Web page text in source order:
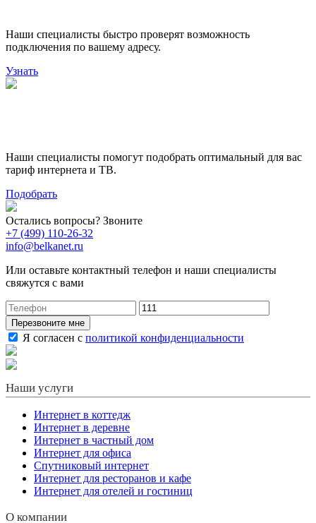
Наши специалисты быстро проверят возможность
подключения по вашему адресу.
Узнать
Наши специалисты помогут подобрать оптимальный для вас
тариф интернета и ТВ.
Подобрать
Остались вопросы? Звоните
+7 (499) 110-26-32
info@belkanet.ru
Или оставьте контактный телефон и наши специалисты
свяжутся с вами
Перезвоните мне
Я согласен с политикой конфиденциальности
Наши услуги
Интернет в коттедж
Интернет в деревне
Интернет в частный дом
Интернет для офиса
Спутниковый интернет
Интернет для ресторанов и кафе
Интернет для отелей и гостиниц
О компании